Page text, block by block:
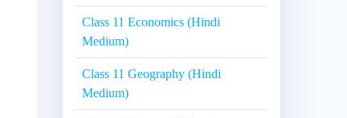
Class 11 Economics (Hindi
Medium)
Class 11 Geography (Hindi
Medium)